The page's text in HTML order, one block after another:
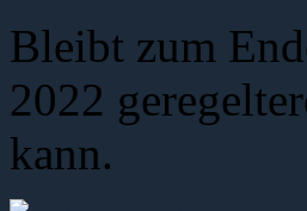
Bleibt zum
2022
kann.